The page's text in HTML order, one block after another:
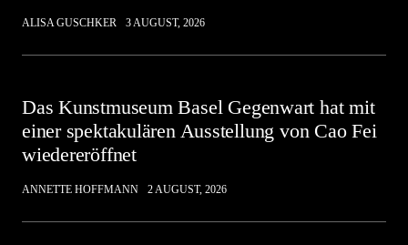
ALISA GUSCHKER 3 AUGUST, 2026
Das Kunstmuseum Basel Gegenwart hat mit
einer spektakulären Ausstellung von Cao Fei
wiedereröffnet
ANNETTE HOFFMANN 2 AUGUST, 2026